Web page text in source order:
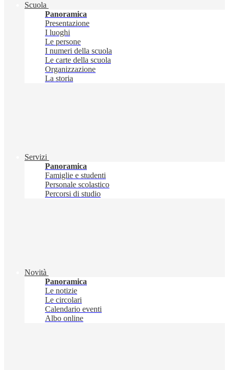
Scuola
Panoramica
Presentazione
I luoghi
Le persone
I numeri della scuola
Le carte della scuola
Organizzazione
La storia
Servizi
Panoramica
Famiglie e studenti
Personale scolastico
Percorsi di studio
Novità
Panoramica
Le notizie
Le circolari
Calendario eventi
Albo online